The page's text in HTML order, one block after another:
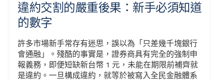
違約交割的嚴重後果：新手必須知道
的數字
許多市場新手常存有迷思，誤以為「只差幾千塊銀行
會通融」。殘酷的事實是，證券商具有完全的強制申
報義務，即便短缺新台幣 1 元，未能在期限前補齊就
是違約。一旦構成違約，就等於被寫入全民金融體系